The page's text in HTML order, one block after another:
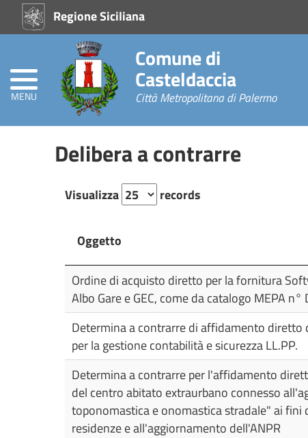
Regione Siciliana
Comune di
Casteldaccia
Città Metropolitana di Palermo
MENU
Home
Amministrativi
(L.R.
Siciliana
Comunali
Commissioni
Amministrazione
Trasparente
Consiglieri
Delibera a contrarre
Visualizza records
Oggetto
Oggetto
Ordine di acquisto diretto per la fornitura
Albo Gare e GEC, come da catalogo MEPA
Determina a contrarre di affidamento
per la gestione contabilità e sicurezza LL.PP.
Determina a contrarre per l'affidamento
del centro abitato extraurbano connesso
toponomastica e onomastica stradale" ai fini
residenze e all'aggiornamento dell'ANPR